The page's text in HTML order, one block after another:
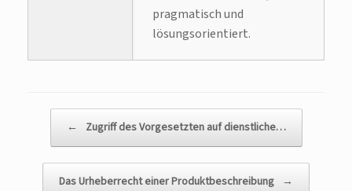
pragmatisch und
lösungsorientiert.
← Zugriff des Vorgesetzten auf dienstliche…
Das Urheberrecht einer Produktbeschreibung →